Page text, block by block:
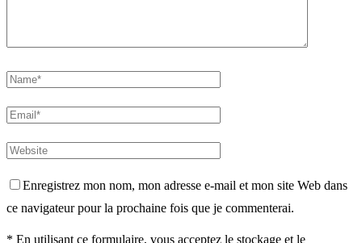
Enregistrez mon nom, mon adresse e-mail et mon site Web dans
ce navigateur pour la prochaine fois que je commenterai.
* En utilisant ce formulaire, vous acceptez le stockage et le